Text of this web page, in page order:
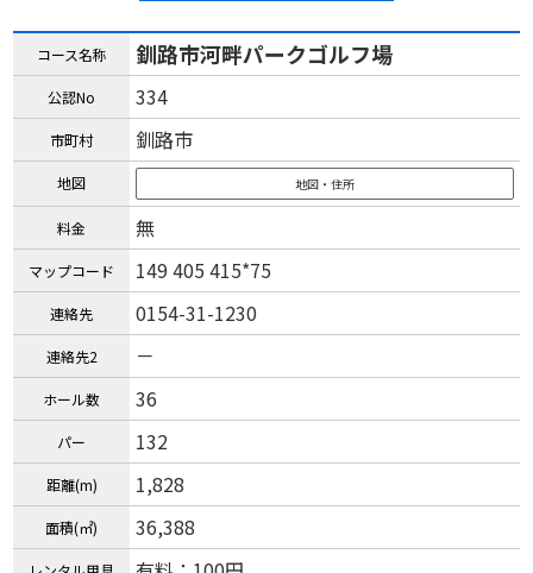
コース名称 釧路市河畔パークゴルフ場
公認No 334
市町村 釧路市
地図 地図・住所
料金 無
マップコード 149 405 415*75
連絡先 0154-31-1230
連絡先2 －
ホール数 36
パー 132
距離(m) 1,828
面積(㎡) 36,388